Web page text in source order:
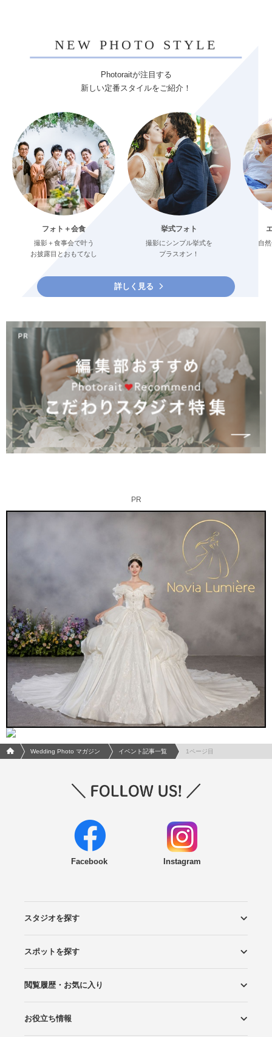
NEW PHOTO STYLE
Photoraitが注目する
新しい定番スタイルをご紹介！
フォト＋会食
撮影＋食事会で叶う
お披露目とおもてなし
挙式フォト
撮影にシンプル挙式を
プラスオン！
自
詳しく見る
PR
フォトウエディング/結婚写真のPhotorait ホーム
Wedding Photo マガジン イベント記事一覧 1ページ目
Facebook Instagram
スタジオを探す
エリアから探す
こだわりから探す
NEW PHOTO STYLE
プランから探す
フォトタイプ診断
フォトグラファーから探す
国内リゾートから探す
スポットを探す
ロケーションから探す
スタジオから探す
閲覧履歴・お気に入り
閲覧スタジオ
お気に入り
お役立ち情報